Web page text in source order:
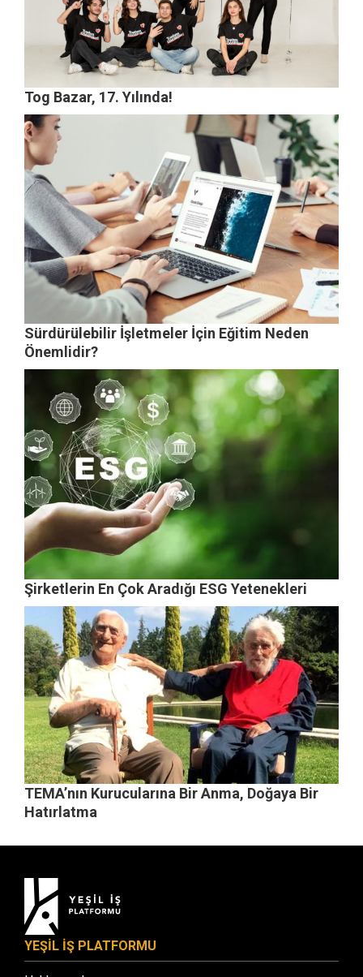
Tog Bazar, 17. Yılında!
Sürdürülebilir İşletmeler İçin Eğitim Neden
Önemlidir?
Şirketlerin En Çok Aradığı ESG Yetenekleri
TEMA’nın Kurucularına Bir Anma, Doğaya Bir
Hatırlatma
YEŞİL İŞ PLATFORMU